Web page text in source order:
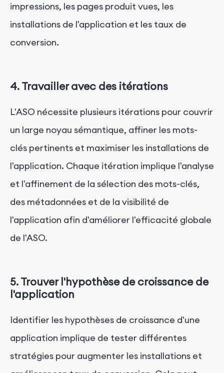
impressions, les pages produit vues, les
installations de l'application et les taux de
conversion.
4. Travailler avec des itérations
L'ASO nécessite plusieurs itérations pour couvrir
un large noyau sémantique, affiner les mots-
clés pertinents et maximiser les installations de
l'application. Chaque itération implique l'analyse
et l'affinement de la sélection des mots-clés,
des métadonnées et de la visibilité de
l'application afin d'améliorer l'efficacité globale
de l'ASO.
5. Trouver l'hypothèse de croissance de
l'application
Identifier les hypothèses de croissance d'une
application implique de tester différentes
stratégies pour augmenter les installations et